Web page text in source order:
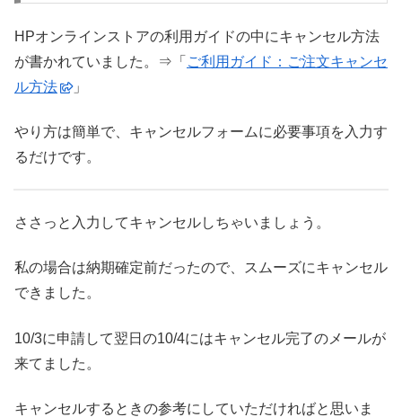
HPオンラインストアの利用ガイドの中にキャンセル方法
が書かれていました。⇒「 ご利用ガイド：ご注文キャンセ
ル方法
」
やり方は簡単で、キャンセルフォームに必要事項を入力す
るだけです。
ささっと入力してキャンセルしちゃいましょう。
私の場合は納期確定前だったので、スムーズにキャンセル
できました。
10/3に申請して翌日の10/4にはキャンセル完了のメールが
来てました。
キャンセルするときの参考にしていただければと思いま